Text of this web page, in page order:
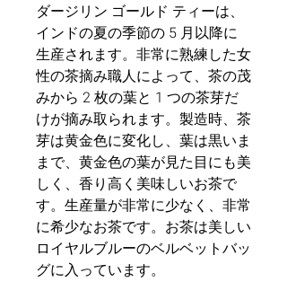
ダージリン ゴールド ティーは、
インドの夏の季節の 5 月以降に
生産されます。非常に熟練した女
性の茶摘み職人によって、茶の茂
みから 2 枚の葉と 1 つの茶芽だ
けが摘み取られます。製造時、茶
芽は黄金色に変化し、葉は黒いま
まで、黄金色の葉が見た目にも美
しく、香り高く美味しいお茶で
す。生産量が非常に少なく、非常
に希少なお茶です。お茶は美しい
ロイヤルブルーのベルベットバッ
グに入っています。